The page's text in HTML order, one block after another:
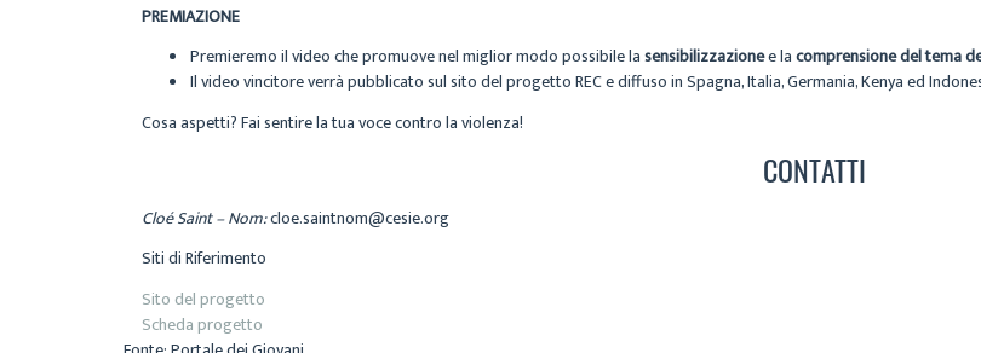
PREMIAZIONE
Premieremo il video che promuove nel miglior modo possibile lasensibilizzazionee lacomprensione del tema
Il video vincitore verrà pubblicato sul sito del progetto REC e diffuso in Spagna, Italia, Germania, Kenya ed
Cosa aspetti? Fai sentire la tua voce contro la violenza!
CONTATTI
Cloé Saint – Nom:cloe.saintnom@cesie.org
Siti di Riferimento
Sito del progetto
Scheda progetto